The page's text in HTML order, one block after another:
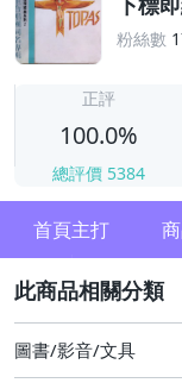
粉絲數
正評
100.0%
總評價 5384
首頁主打
其它
圖書/影音/文具